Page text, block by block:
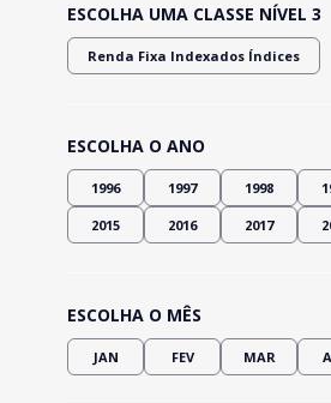
ESCOLHA UMA CLASSE NÍVEL 3
Renda Fixa Indexados Índices
ESCOLHA O ANO
1996 1997 1998
2015 2016 2017
ESCOLHA O MÊS
JAN FEV MAR